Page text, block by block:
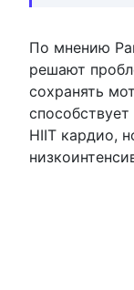
По мнению
решают
сохранять
HIIT кардио,